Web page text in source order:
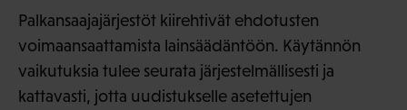
Palkansaajajärjestöt kiirehtivät ehdotusten
voimaansaattamista lainsäädäntöön. Käytännön
vaikutuksia tulee seurata järjestelmällisesti ja
kattavasti, jotta uudistukselle asetettujen